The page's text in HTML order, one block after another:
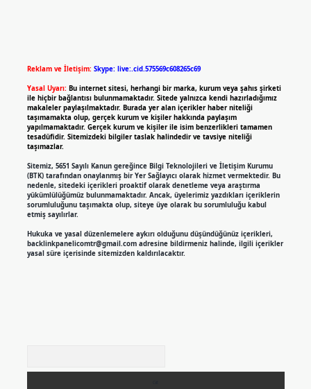
Reklam ve İletişim: Skype: live:.cid.575569c608265c69
Yasal Uyarı: Bu internet sitesi, herhangi bir marka, kurum veya şahıs şirketi
ile hiçbir bağlantısı bulunmamaktadır. Sitede yalnızca kendi hazırladığımız
makaleler paylaşılmaktadır. Burada yer alan içerikler haber niteliği
taşımamakta olup, gerçek kurum ve kişiler hakkında paylaşım
yapılmamaktadır. Gerçek kurum ve kişiler ile isim benzerlikleri tamamen
tesadüfidir. Sitemizdeki bilgiler taslak halindedir ve tavsiye niteliği
taşımazlar.
Sitemiz, 5651 Sayılı Kanun gereğince Bilgi Teknolojileri ve İletişim Kurumu
(BTK) tarafından onaylanmış bir Yer Sağlayıcı olarak hizmet vermektedir. Bu
nedenle, sitedeki içerikleri proaktif olarak denetleme veya araştırma
yükümlülüğümüz bulunmamaktadır. Ancak, üyelerimiz yazdıkları içeriklerin
sorumluluğunu taşımakta olup, siteye üye olarak bu sorumluluğu kabul
etmiş sayılırlar.
Hukuka ve yasal düzenlemelere aykırı olduğunu düşündüğünüz içerikleri,
backlinkpanelicomtr@gmail.comadresine bildirmeniz halinde, ilgili içerikler
yasal süre içerisinde sitemizden kaldırılacaktır.